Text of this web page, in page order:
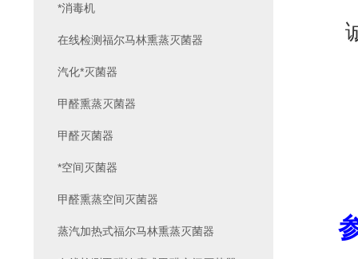
诚
参
*消毒机
在线检测福尔马林熏蒸灭菌器
汽化*灭菌器
甲醛熏蒸灭菌器
甲醛灭菌器
*空间灭菌器
甲醛熏蒸空间灭菌器
蒸汽加热式福尔马林熏蒸灭菌器